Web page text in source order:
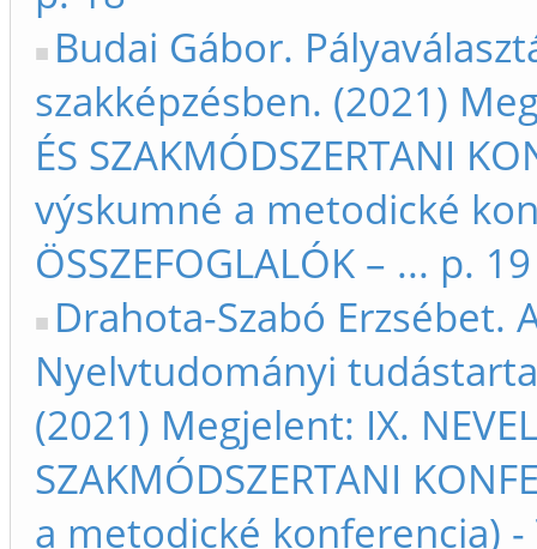
Budai Gábor.
szakképzésben. (2021)
ÉS SZAKMÓDSZERTANI
výskumné a metodické
ÖSSZEFOGLALÓK – ... p. 19
Drahota-Szabó Erzsébet.
Nyelvtudományi
(2021) Megjelent: IX.
SZAKMÓDSZERTANI
a metodické konferencia) -